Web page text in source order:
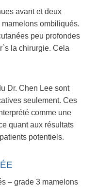
avant et deux
ombiliqués.
peu profondes
la chirurgie. Cela
Dr. Chen Lee sont
seulement. Ces
comme une
quant aux résultats
potentiels.
– grade 3 mamelons